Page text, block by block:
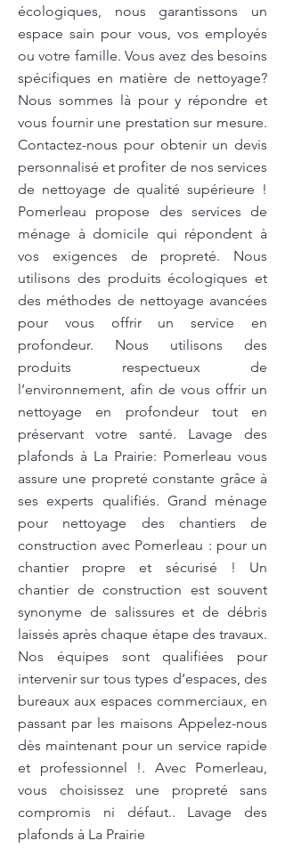
écologiques, nous garantissons un
espace sain pour vous, vos employés
ou votre famille. Vous avez des besoins
spécifiques en matière de nettoyage?
Nous sommes là pour y répondre et
vous fournir une prestation sur mesure.
Contactez-nous pour obtenir un devis
personnalisé et profiter de nos services
de nettoyage de qualité supérieure !
Pomerleau propose des services de
ménage à domicile qui répondent à
vos exigences de propreté. Nous
utilisons des produits écologiques et
des méthodes de nettoyage avancées
pour vous offrir un service en
profondeur. Nous utilisons des
produits respectueux de
l’environnement, afin de vous offrir un
nettoyage en profondeur tout en
préservant votre santé. Lavage des
plafonds à La Prairie: Pomerleau vous
assure une propreté constante grâce à
ses experts qualifiés. Grand ménage
pour nettoyage des chantiers de
construction avec Pomerleau : pour un
chantier propre et sécurisé ! Un
chantier de construction est souvent
synonyme de salissures et de débris
laissés après chaque étape des travaux.
Nos équipes sont qualifiées pour
intervenir sur tous types d’espaces, des
bureaux aux espaces commerciaux, en
passant par les maisons Appelez-nous
dès maintenant pour un service rapide
et professionnel !. Avec Pomerleau,
vous choisissez une propreté sans
compromis ni défaut.. Lavage des
plafonds à La Prairie